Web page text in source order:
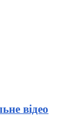
відео